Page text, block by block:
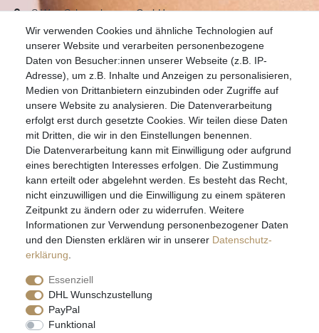
Wir verwenden Cookies und ähnliche Technologien auf
unserer Website und verarbeiten personenbezogene
Daten von Besucher:innen unserer Webseite (z.B. IP-
Adresse), um z.B. Inhalte und Anzeigen zu personalisieren,
Medien von Drittanbietern einzubinden oder Zugriffe auf
unsere Website zu analysieren. Die Datenverarbeitung
erfolgt erst durch gesetzte Cookies. Wir teilen diese Daten
mit Dritten, die wir in den Einstellungen benennen.
Die Datenverarbeitung kann mit Einwilligung oder aufgrund
eines berechtigten Interesses erfolgen. Die Zustimmung
kann erteilt oder abgelehnt werden. Es besteht das Recht,
nicht einzuwilligen und die Einwilligung zu einem späteren
Zeitpunkt zu ändern oder zu widerrufen. Weitere
Informationen zur Verwendung personenbezogener Daten
und den Diensten erklären wir in unserer Daten­schutz­
erklärung
Essenziell
DHL Wunschzustellung
PayPal
Funktional
S.W.w. Schmuckwaren GmbH
07051-9608828
info@schmuckador.de
Montag bis Freitag 8.30 – 12.00 Uhr und 13.30 bis 17.30 Uhr
Widerrufs­recht Widerrufs­formular Impressum
Daten­schutz­erklärung AGB
E-MAIL **
Hiermit bestätige ich, dass ich die